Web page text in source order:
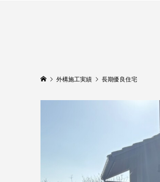
外構施工実績 長期優良住宅